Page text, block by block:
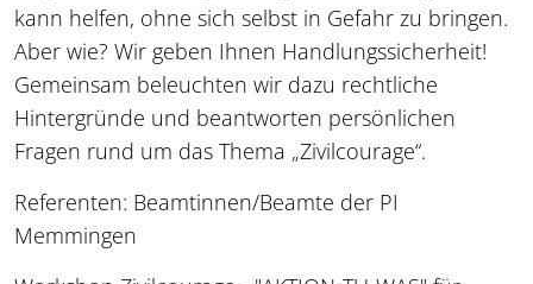
kann helfen, ohne sich selbst in Gefahr zu bringen.
Aber wie? Wir geben Ihnen Handlungssicherheit!
Gemeinsam beleuchten wir dazu rechtliche
Hintergründe und beantworten persönlichen
Fragen rund um das Thema „Zivilcourage“.
Referenten: Beamtinnen/Beamte der PI
Memmingen